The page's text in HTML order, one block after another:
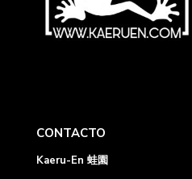
CONTACTO
Kaeru-En 蛙園